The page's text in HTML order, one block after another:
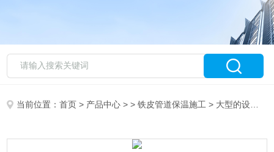
当前位置：首页 > 产品中心 > >铁皮管道保温施工 > 大型的设备罐体承包主要方式